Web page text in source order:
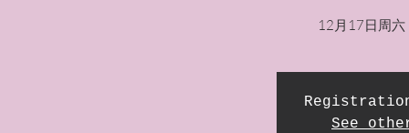
12月17日周六
See